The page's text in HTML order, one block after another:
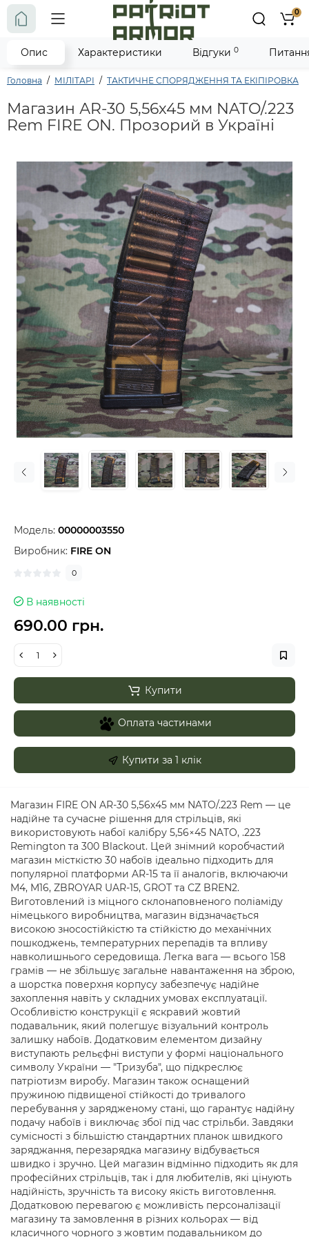
0
Головна МІЛІТАРІ ТАКТИЧНЕ СПОРЯДЖЕННЯ ТА ЕКІПІРОВКА
Магазин АR-30 5,56х45 мм NATO/.223
Rem FIRE ON. Прозорий в Україні
Модель: 00000003550
Виробник: FIRE ON
0
В наявності
690.00 грн.
Купити
Оплата частинами
Купити за 1 клiк
Опис Характеристики Відгуки 0
Магазин FIRE ON AR-30 5,56х45 мм NATO/.223 Rem — це
надійне та сучасне рішення для стрільців, які
використовують набої калібру 5,56×45 NATO, .223
Remington та 300 Blackout. Цей знімний коробчастий
магазин місткістю 30 набоїв ідеально підходить для
популярної платформи AR-15 та її аналогів, включаючи
M4, M16, ZBROYAR UAR-15, GROT та CZ BREN2.
Виготовлений із міцного склонаповненого поліаміду
німецького виробництва, магазин відзначається
високою зносостійкістю та стійкістю до механічних
пошкоджень, температурних перепадів та впливу
навколишнього середовища. Легка вага — всього 158
грамів — не збільшує загальне навантаження на зброю,
а шорстка поверхня корпусу забезпечує надійне
захоплення навіть у складних умовах експлуатації.
Особливістю конструкції є яскравий жовтий
подавальник, який полегшує візуальний контроль
залишку набоїв. Додатковим елементом дизайну
виступають рельєфні виступи у формі національного
символу України — "Тризуба", що підкреслює
патріотизм виробу. Магазин також оснащений
пружиною підвищеної стійкості до тривалого
перебування у зарядженому стані, що гарантує надійну
подачу набоїв і виключає збої під час стрільби. Завдяки
сумісності з більшістю стандартних планок швидкого
заряджання, перезарядка магазину відбувається
швидко і зручно. Цей магазин відмінно підходить як для
професійних стрільців, так і для любителів, які цінують
надійність, зручність та високу якість виготовлення.
Додатковою перевагою є можливість персоналізації
магазину та замовлення в різних кольорах — від
класичного чорного з жовтим подавальником до